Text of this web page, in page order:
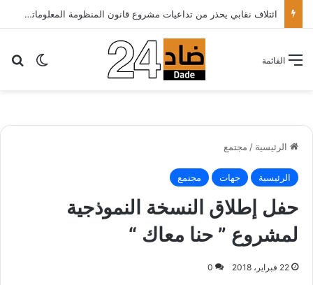
الوضع القائمة
الرئيسية / مجتمع
الرئيسية جهات مجتمع
حفل إطلاق النسخة النموذجية
لمشروع ” حنا معاك “
22 فبراير، 2018 0